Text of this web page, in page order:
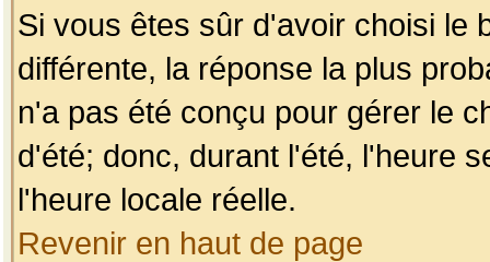
Si vous êtes sûr d'avoir choisi le
différente, la réponse la plus
n'a pas été conçu pour gérer le
d'été; donc, durant l'été, l'heure
l'heure locale réelle.
Revenir en haut de page